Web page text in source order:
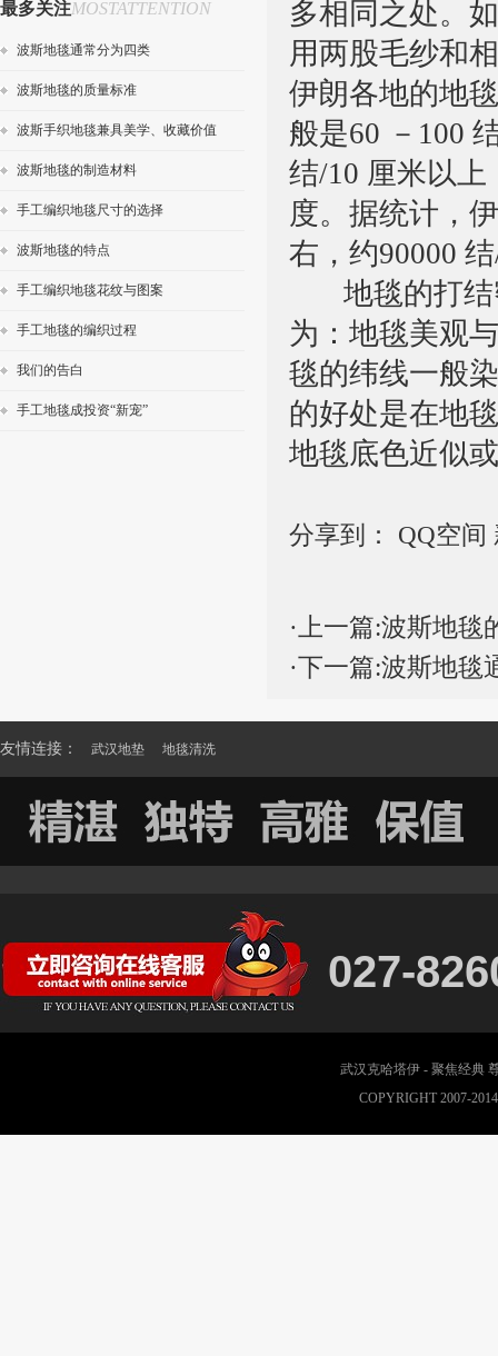
最多关注MOSTATTENTION
波斯地毯通常分为四类
波斯地毯的质量标准
波斯手织地毯兼具美学、收藏价值
波斯地毯的制造材料
手工编织地毯尺寸的选择
波斯地毯的特点
手工编织地毯花纹与图案
手工地毯的编织过程
我们的告白
手工地毯成投资“新宠”
多相同之处。
用两股毛纱和
伊朗各地的地
般是60 －100
结/10 厘米以
度。据统计，
右，约90000
地毯的打结
为：地毯美观
毯的纬线一般
的好处是在地
地毯底色近似
分享到： QQ空间
·上一篇:波斯地毯
·下一篇:波斯地毯
友情连接： 武汉地垫 地毯清洗
027-
武汉克哈塔伊 - 聚焦经典
COPYRIGHT 2007-